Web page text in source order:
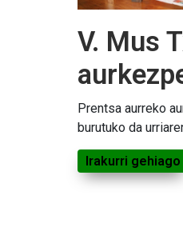
V. Mus
Prentsa aurreko
burutuko da
Irakurri gehiago